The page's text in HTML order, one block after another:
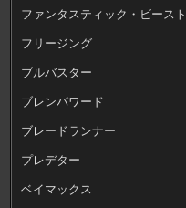
ファンタスティック・ビースト
フリージング
ブルバスター
ブレンパワード
ブレードランナー
プレデター
ベイマックス